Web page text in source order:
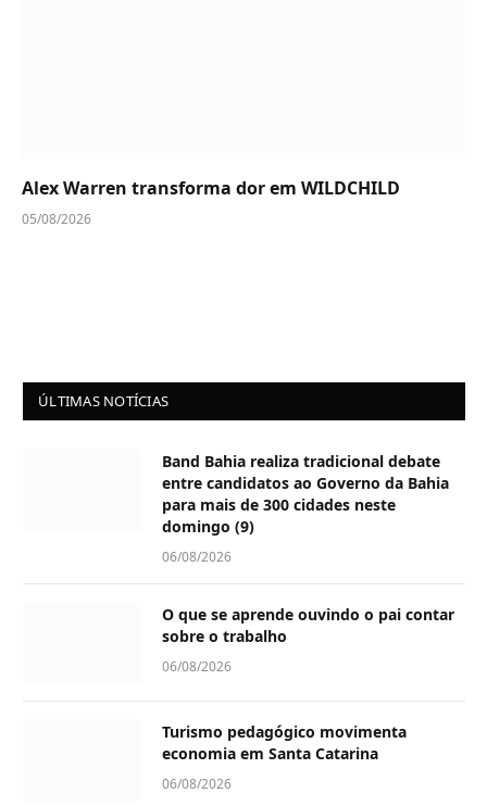
Alex Warren transforma dor em WILDCHILD
05/08/2026
ÚLTIMAS NOTÍCIAS
Band Bahia realiza tradicional debate
entre candidatos ao Governo da Bahia
para mais de 300 cidades neste
domingo (9)
06/08/2026
O que se aprende ouvindo o pai contar
sobre o trabalho
06/08/2026
Turismo pedagógico movimenta
economia em Santa Catarina
06/08/2026